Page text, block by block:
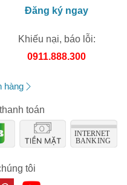
Đăng ký ngay
Khiếu nại, báo lỗi:
0911.888.300
hàng
toán
tôi